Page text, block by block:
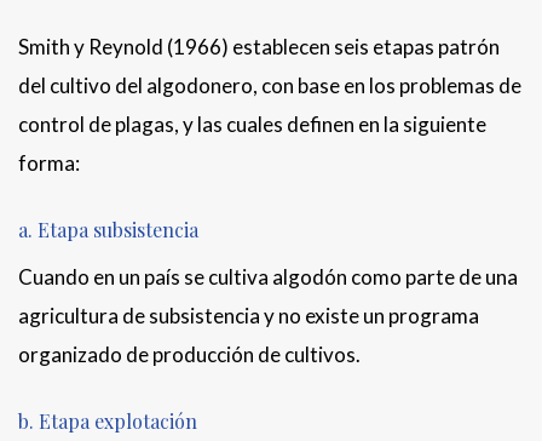
Smith y Reynold (1966) establecen seis etapas patrón
del cultivo del algodonero, con base en los problemas de
control de plagas, y las cuales definen en la siguiente
forma:
a. Etapa subsistencia
Cuando en un país se cultiva algodón como parte de una
agricultura de subsistencia y no existe un programa
organizado de producción de cultivos.
b. Etapa explotación